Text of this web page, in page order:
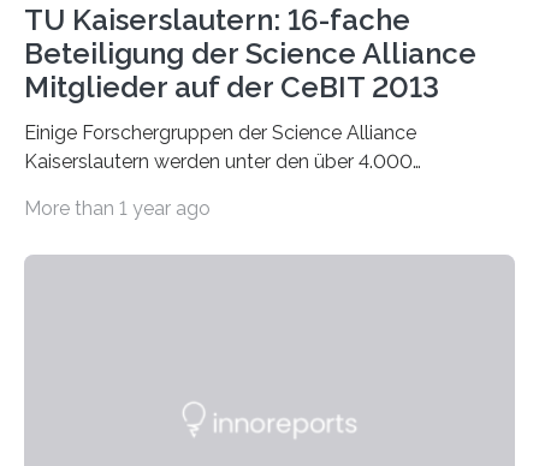
TU Kaiserslautern: 16-fache
Beteiligung der Science Alliance
Mitglieder auf der CeBIT 2013
Einige Forschergruppen der Science Alliance
Kaiserslautern werden unter den über 4.000
Exponate präsentieren. An…
More than 1 year ago